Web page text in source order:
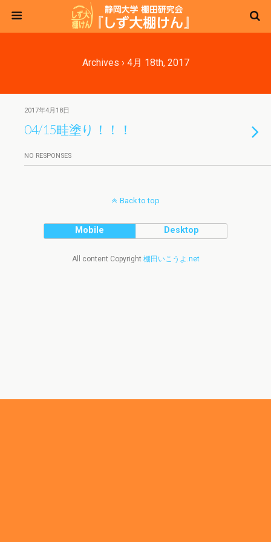
Archives › 4月 18th, 2017
2017年4月18日
04/15畦塗り！！！
NO RESPONSES
Back to top
Mobile Desktop
All content Copyright 棚田いこうよ.net